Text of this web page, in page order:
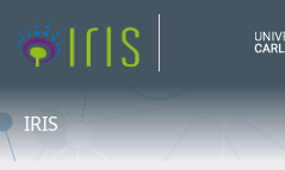
IRIS